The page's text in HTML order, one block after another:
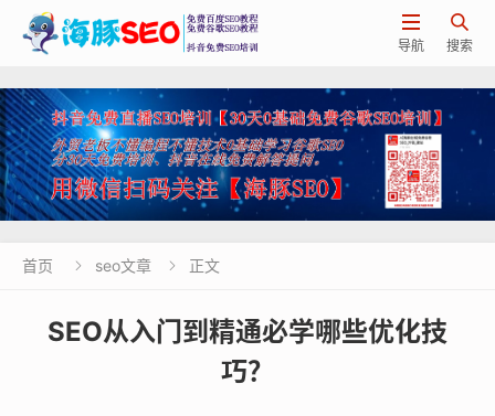

搜索

导航
首页  seo文章  正文
SEO从入门到精通必学哪些优化技
巧？